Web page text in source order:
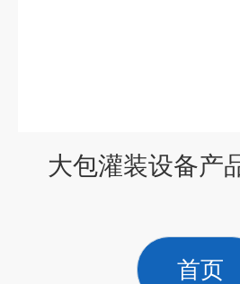
大包灌装设备产
首页